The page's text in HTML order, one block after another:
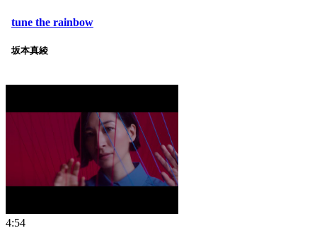
tune the rainbow
坂本真綾
4:54